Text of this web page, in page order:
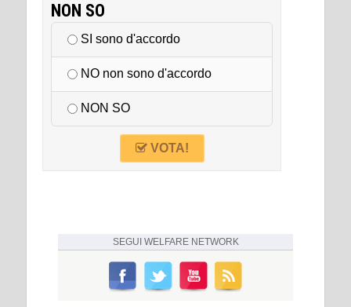
NON SO
SI sono d'accordo
NO non sono d'accordo
NON SO
VOTA!
SEGUI WELFARE NETWORK